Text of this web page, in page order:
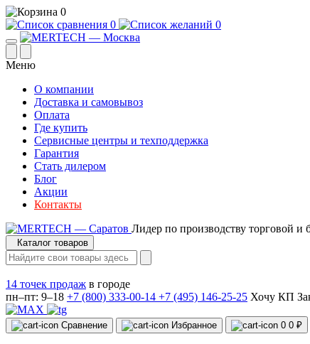
0
0
0
Меню
О компании
Доставка и самовывоз
Оплата
Где купить
Сервисные центры и техподдержка
Гарантия
Стать дилером
Блог
Акции
Контакты
Лидер по производству торговой и
Каталог товаров
14 точек продаж в городе
пн–пт: 9–18 +7 (800) 333-00-14 +7 (495) 146-25-25 Хочу КП
Сравнение Избранное 0 0 ₽